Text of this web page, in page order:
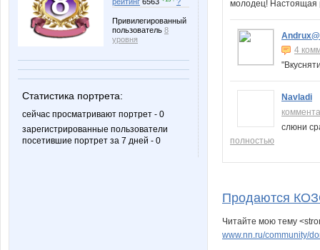
Привилегированный
пользователь 8
уровня
Статистика портрета:
сейчас просматривают портрет - 0
зарегистрированные пользователи
посетившие портрет за 7 дней - 0
молодец!
Andrux@
4
Navladi
слюни
полностью
Продаются
Читайте мою тему
www.nn.ru/community/